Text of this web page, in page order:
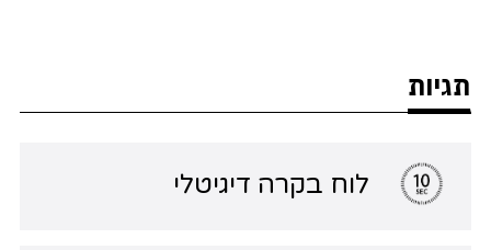
תגיות
לוח בקרה דיגיטלי